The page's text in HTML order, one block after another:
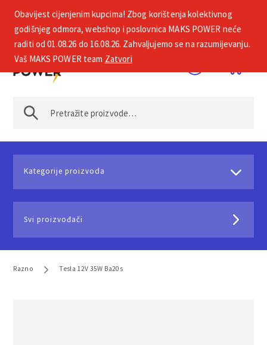
+385 1 2002 575
Kategorije proizvoda
Svi proizvođači
Razno Tesla 12V 35W Ba20s
Obavijest cijenjenim kupcima! Zbog korištenja kolektivnog
godišnjeg odmora, webshop i poslovnica MAKS POWER neće
raditi od 01.08.26 do 16.08.26. Zahvaljujemo se na razumijevanju.
Vaš MAKS POWER team Zatvori